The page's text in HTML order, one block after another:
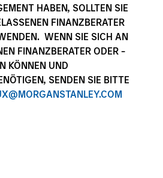
HABEN, SOLLTEN SIE
FINANZBERATER
WENN SIE SICH AN
FINANZBERATER ODER -
KÖNNEN UND
SENDEN SIE BITTE